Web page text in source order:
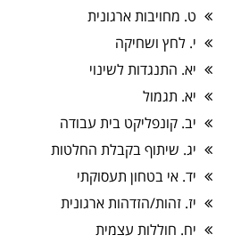
ט. מחויבות ארגונית
י. לחץ ושחיקה
יא. התנגדות לשינוי
יא. תגמול
יב. קונפליקט בית עבודה
יג. שיתוף בקבלת החלטות
יד. אי בטחון תעסוקתי
יז. זהות/הזדהות ארגונית
יח. חוללות עצמית